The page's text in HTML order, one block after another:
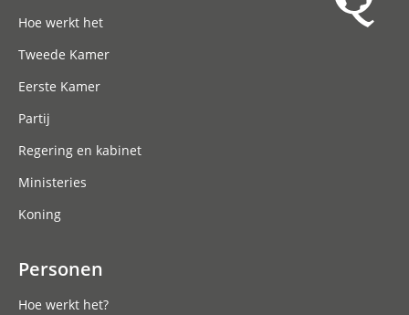
Hoe werkt het
Tweede Kamer
Eerste Kamer
Partij
Regering en kabinet
Ministeries
Koning
Personen
Hoe werkt het?